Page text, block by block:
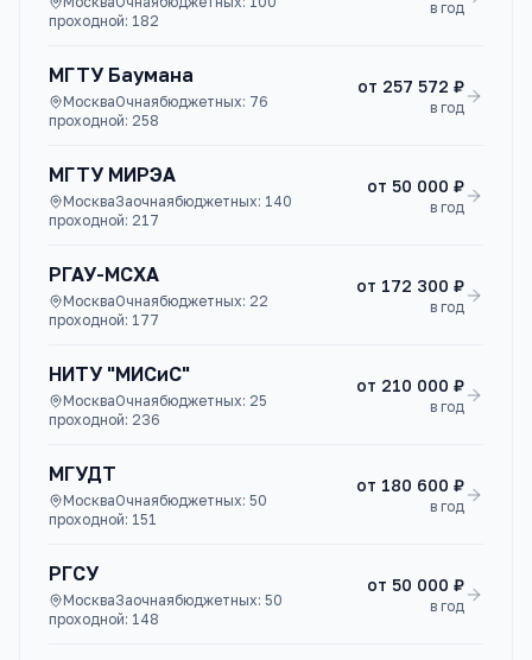
проходной: 182
в год
МГТУ Баумана
МоскваОчнаябюджетных: 76
проходной: 258
от 257 572 ₽
в год
МГТУ МИРЭА
МоскваЗаочнаябюджетных: 140
проходной: 217
от 50 000 ₽
в год
РГАУ-МСХА
МоскваОчнаябюджетных: 22
проходной: 177
от 172 300 ₽
в год
НИТУ "МИСиС"
МоскваОчнаябюджетных: 25
проходной: 236
от 210 000 ₽
в год
МГУДТ
МоскваОчнаябюджетных: 50
проходной: 151
от 180 600 ₽
в год
РГСУ
МоскваЗаочнаябюджетных: 50
проходной: 148
от 50 000 ₽
в год